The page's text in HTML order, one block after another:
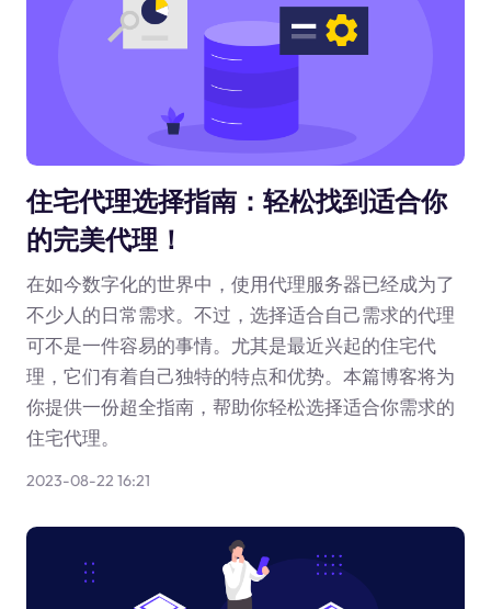
住宅代理选择指南：轻松找到适合你
的完美代理！
在如今数字化的世界中，使用代理服务器已经成为了
不少人的日常需求。不过，选择适合自己需求的代理
可不是一件容易的事情。尤其是最近兴起的住宅代
理，它们有着自己独特的特点和优势。本篇博客将为
你提供一份超全指南，帮助你轻松选择适合你需求的
住宅代理。
2023-08-22 16:21